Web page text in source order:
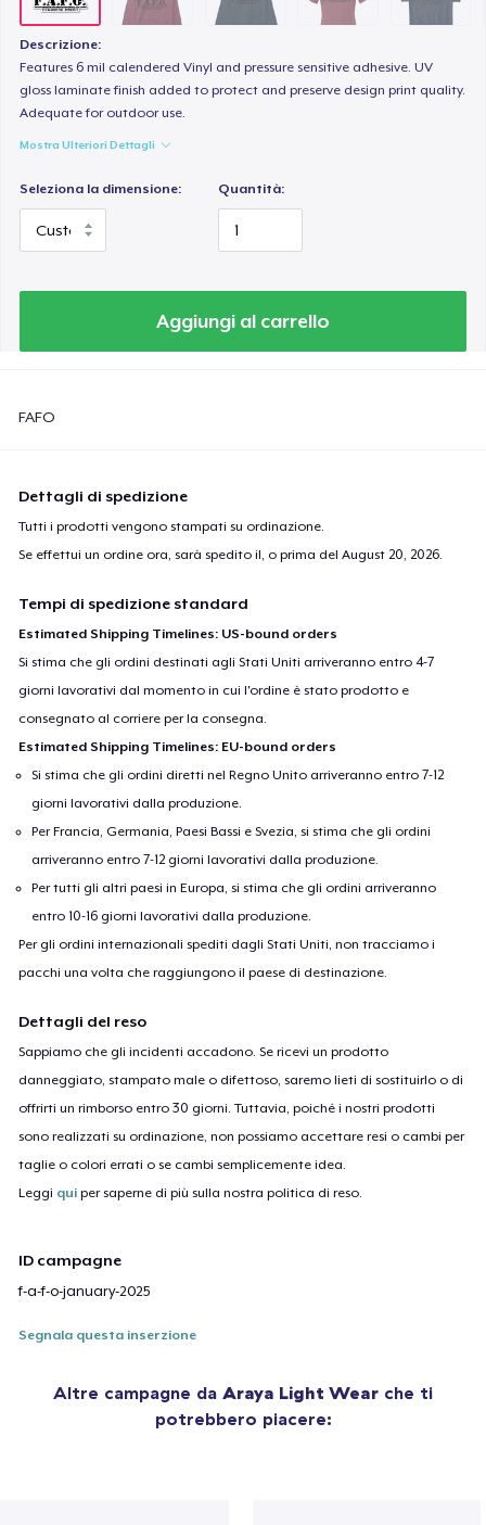
Descrizione:
Features 6 mil calendered Vinyl and pressure sensitive adhesive. UV
gloss laminate finish added to protect and preserve design print quality.
Adequate for outdoor use.
Mostra Ulteriori Dettagli
Seleziona la dimensione: Quantità:
Aggiungi al carrello
FAFO
Dettagli di spedizione
Tutti i prodotti vengono stampati su ordinazione.
Se effettui un ordine ora, sarà spedito il, o prima delAugust 20, 2026.
Tempi di spedizione standard
Estimated Shipping Timelines: US-bound orders
Si stima che gli ordini destinati agli Stati Uniti arriveranno entro 4-7
giorni lavorativi dal momento in cui l'ordine è stato prodotto e
consegnato al corriere per la consegna.
Estimated Shipping Timelines: EU-bound orders
Si stima che gli ordini diretti nel Regno Unito arriveranno entro 7-12
giorni lavorativi dalla produzione.
Per Francia, Germania, Paesi Bassi e Svezia, si stima che gli ordini
arriveranno entro 7-12 giorni lavorativi dalla produzione.
Per tutti gli altri paesi in Europa, si stima che gli ordini arriveranno
entro 10-16 giorni lavorativi dalla produzione.
Per gli ordini internazionali spediti dagli Stati Uniti, non tracciamo i
pacchi una volta che raggiungono il paese di destinazione.
Dettagli del reso
Sappiamo che gli incidenti accadono. Se ricevi un prodotto
danneggiato, stampato male o difettoso, saremo lieti di sostituirlo o di
offrirti un rimborso entro 30 giorni. Tuttavia, poiché i nostri prodotti
sono realizzati su ordinazione, non possiamo accettare resi o cambi per
taglie o colori errati o se cambi semplicemente idea.
Leggi qui per saperne di più sulla nostra politica di reso.
ID campagne
f-a-f-o-january-2025
Segnala questa inserzione
Altre campagne da Araya Light Wear che ti
potrebbero piacere: